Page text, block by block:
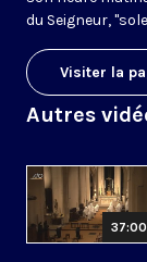
du Seigneur,
Visiter la
Autres
37:00